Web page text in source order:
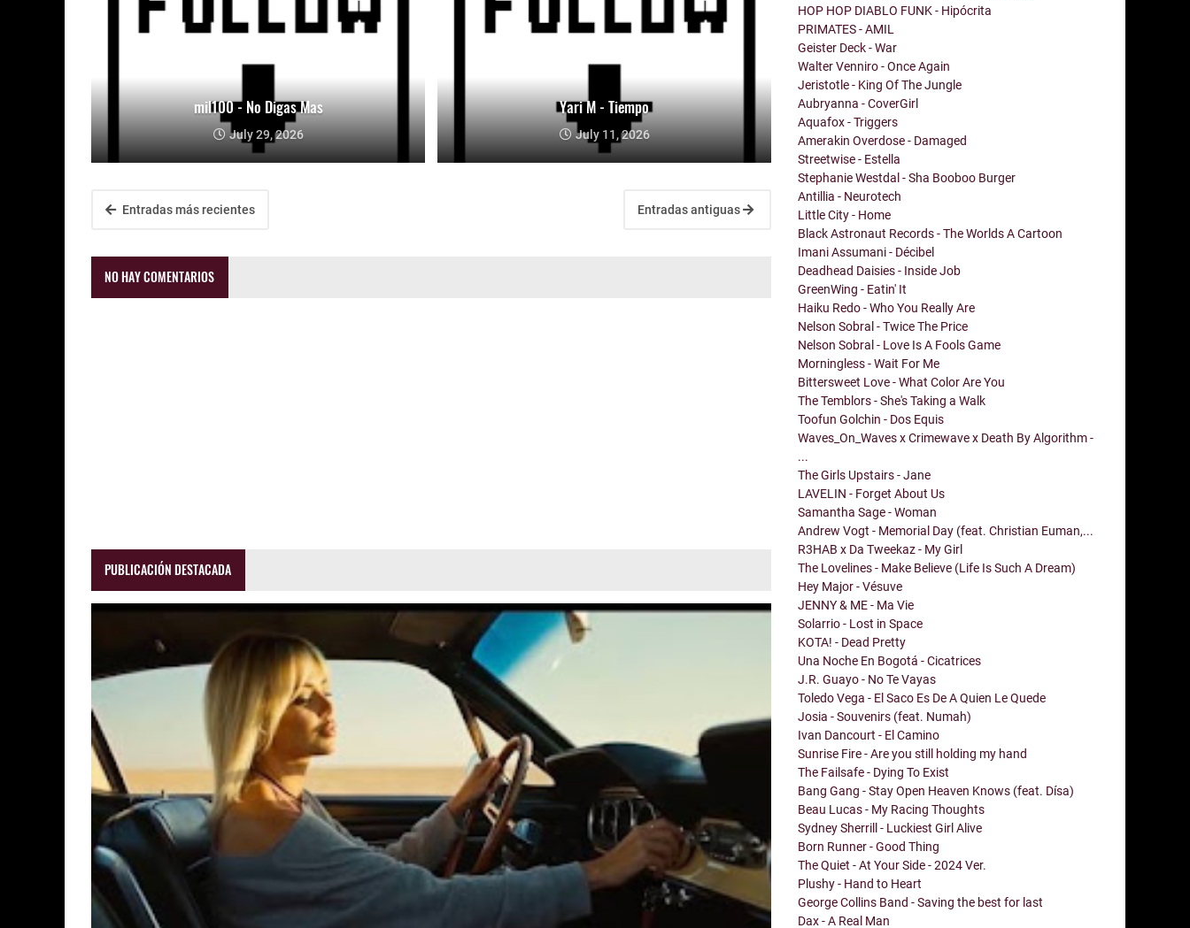
mil100 - No Digas Mas
July 29, 2026
Yari M - Tiempo
July 11, 2026
Entradas más recientes Entradas antiguas
NO HAY COMENTARIOS
PUBLICACIÓN DESTACADA
HOP HOP DIABLO FUNK - Hipócrita
PRIMATES - AMIL
Geister Deck - War
Walter Venniro - Once Again
Jeristotle - King Of The Jungle
Aubryanna - CoverGirl
Aquafox - Triggers
Amerakin Overdose - Damaged
Streetwise - Estella
Stephanie Westdal - Sha Booboo Burger
Antillia - Neurotech
Little City - Home
Black Astronaut Records - The Worlds A Cartoon
Imani Assumani - Décibel
Deadhead Daisies - Inside Job
GreenWing - Eatin' It
Haiku Redo - Who You Really Are
Nelson Sobral - Twice The Price
Nelson Sobral - Love Is A Fools Game
Morningless - Wait For Me
Bittersweet Love - What Color Are You
The Temblors - She's Taking a Walk
Toofun Golchin - Dos Equis
Waves_On_Waves x Crimewave x Death By Algorithm -
...
The Girls Upstairs - Jane
LAVELIN - Forget About Us
Samantha Sage - Woman
Andrew Vogt - Memorial Day (feat. Christian Euman,...
R3HAB x Da Tweekaz - My Girl
The Lovelines - Make Believe (Life Is Such A Dream)
Hey Major - Vésuve
JENNY & ME - Ma Vie
Solarrio - Lost in Space
KOTA! - Dead Pretty
Una Noche En Bogotá - Cicatrices
J.R. Guayo - No Te Vayas
Toledo Vega - El Saco Es De A Quien Le Quede
Josia - Souvenirs (feat. Numah)
Ivan Dancourt - El Camino
Sunrise Fire - Are you still holding my hand
The Failsafe - Dying To Exist
Bang Gang - Stay Open Heaven Knows (feat. Dísa)
Beau Lucas - My Racing Thoughts
Sydney Sherrill - Luckiest Girl Alive
Born Runner - Good Thing
The Quiet - At Your Side - 2024 Ver.
Plushy - Hand to Heart
George Collins Band - Saving the best for last
Dax - A Real Man